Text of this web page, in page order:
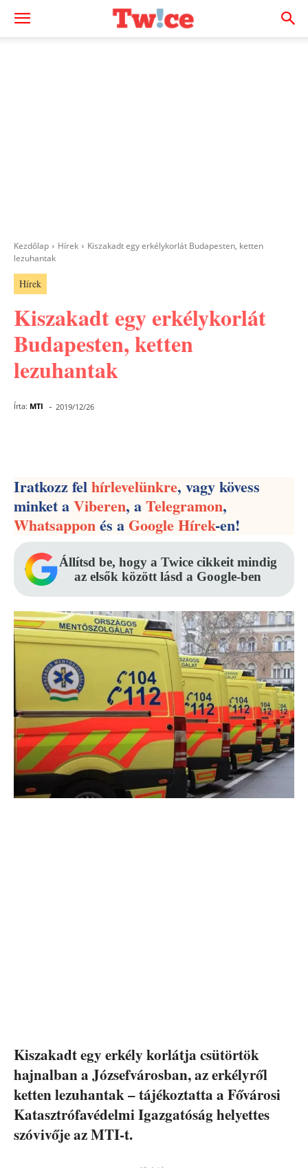
Kezdőlap Hírek
Kiszakadt egy erkélykorlát Budapesten, ketten
lezuhantak
Hírek
Kiszakadt egy erkélykorlát
Budapesten, ketten
lezuhantak
Írta: MTI - 2019/12/26
Iratkozz felhírlevelünkre, vagy kövess
minket aViberen, aTelegramon,
Whatsapponés aGoogle Hírek-en!
Állítsd be, hogy a Twice cikkeit mindig
az elsők között lásd a Google-ben
Kiszakadt egy erkély korlátja csütörtök
hajnalban a Józsefvárosban, az erkélyről
ketten lezuhantak – tájékoztatta a Fővárosi
Katasztrófavédelmi Igazgatóság helyettes
szóvivője az MTI-t.